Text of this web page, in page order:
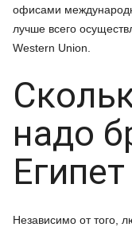
офисами
лучше всего
Western Union.
надо
Египет
Независимо от того,